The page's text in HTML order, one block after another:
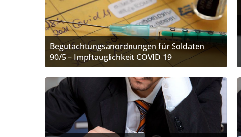
Begutachtungsanordnungen für Soldaten
90/5 – Impftauglichkeit COVID 19